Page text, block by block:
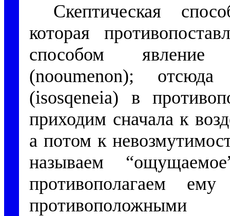
Скептическая
которая
способом
(nooumenon); отсюда
(isosqeneia) в
приходим сначала к
а потом к
называем
противополагаем